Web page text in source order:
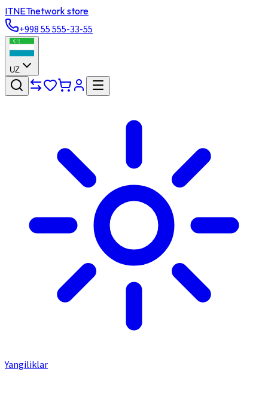
ITNETnetwork store
+998 55 555-33-55
UZ
Yangiliklar